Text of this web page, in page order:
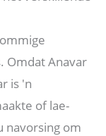
Omdat Anavar
is 'n
of lae-
navorsing om